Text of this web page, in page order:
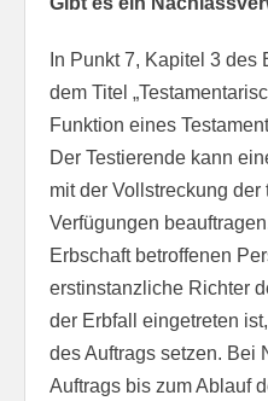
In Punkt 7, Kapitel 3 des
dem Titel
Funktion eines
Der Testierende kann
mit der Vollstreckung der
Verfügungen
Erbschaft betroffenen
erstinstanzliche Richter
der Erbfall eingetreten
des Auftrags setzen. Bei
Auftrags bis zum Ablauf